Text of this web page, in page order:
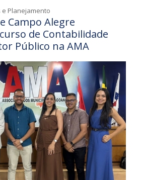
e Planejamento
Campo Alegre
de Contabilidade
Público na AMA